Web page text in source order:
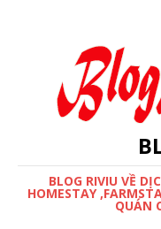
BLOG RIVIU VỀ
HOMESTAY
QUÁN